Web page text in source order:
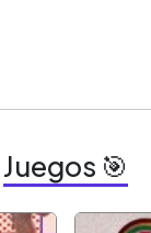
Juegos 🎯